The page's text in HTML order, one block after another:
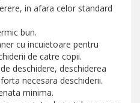
in afara celor standard
bun.
cu incuietoare pentru
de catre copii.
deschidere, deschiderea
necesara deschiderii.
minima.